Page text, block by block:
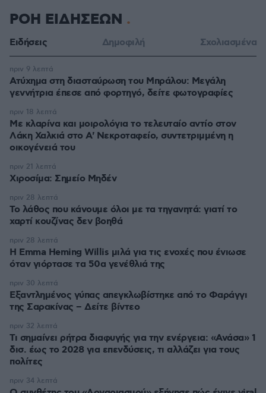
ΡΟΗ ΕΙΔΗΣΕΩΝ
Ειδήσεις Δημοφιλή Σχολιασμένα
Ατύχημα στη διασταύρωση του Μπράλου: Μεγάλη
γεννήτρια έπεσε από φορτηγό, δείτε φωτογραφίες
πριν 9 λεπτά
Με κλαρίνα και μοιρολόγια το τελευταίο αντίο στον
Λάκη Χαλκιά στο A' Νεκροταφείο, συντετριμμένη η
οικογένειά του
πριν 18 λεπτά
Χιροσίμα: Σημείο Μηδέν
πριν 21 λεπτά
Το λάθος που κάνουμε όλοι με τα τηγανητά: γιατί το
χαρτί κουζίνας δεν βοηθά
πριν 28 λεπτά
H Emma Heming Willis μιλά για τις ενοχές που ένιωσε
όταν γιόρτασε τα 50α γενέθλιά της
πριν 28 λεπτά
Εξαντλημένος γύπας απεγκλωβίστηκε από το Φαράγγι
της Σαρακίνας – Δείτε βίντεο
πριν 30 λεπτά
Τι σημαίνει ρήτρα διαφυγής για την ενέργεια: «Ανάσα» 1
δισ. έως το 2028 για επενδύσεις, τι αλλάζει για τους
πολίτες
πριν 32 λεπτά
πριν 34 λεπτά